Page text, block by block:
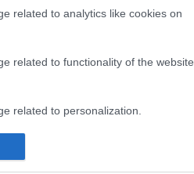
related to analytics like cookies on
related to functionality of the website
related to personalization.
related to security, including
and other user protection.
CELEBEK #TITOK